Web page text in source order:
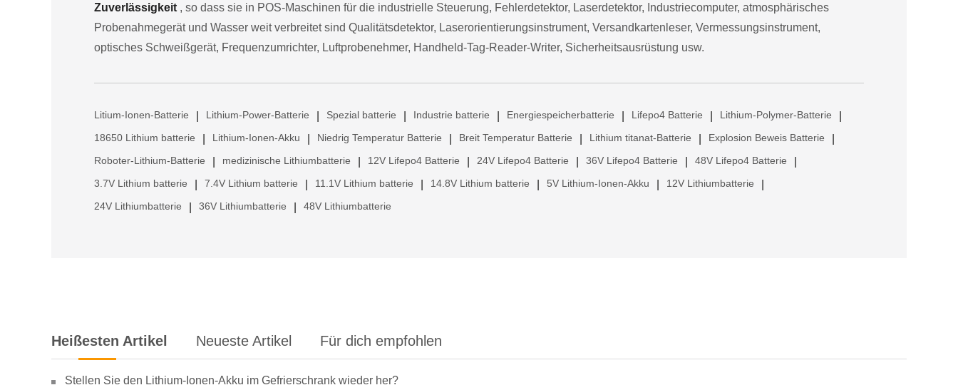
Zuverlässigkeit , so dass sie in POS-Maschinen für die industrielle Steuerung, Fehlerdetektor, Laserdetektor, Industriecomputer, atmosphärisches
Probenahmegerät und Wasser weit verbreitet sind Qualitätsdetektor, Laserorientierungsinstrument, Versandkartenleser, Vermessungsinstrument,
optisches Schweißgerät, Frequenzumrichter, Luftprobenehmer, Handheld-Tag-Reader-Writer, Sicherheitsausrüstung usw.
Litium-Ionen-Batterie Lithium-Power-Batterie Spezial batterie Industrie batterie Energiespeicherbatterie Lifepo4 Batterie Lithium-Polymer-Batterie
18650 Lithium batterie Lithium-Ionen-Akku Niedrig Temperatur Batterie Breit Temperatur Batterie Lithium titanat-Batterie Explosion Beweis Batterie
Roboter-Lithium-Batterie medizinische Lithiumbatterie 12V Lifepo4 Batterie 24V Lifepo4 Batterie 36V Lifepo4 Batterie 48V Lifepo4 Batterie
3.7V Lithium batterie 7.4V Lithium batterie 11.1V Lithium batterie 14.8V Lithium batterie 5V Lithium-Ionen-Akku 12V Lithiumbatterie
24V Lithiumbatterie 36V Lithiumbatterie 48V Lithiumbatterie
Heißesten Artikel Neueste Artikel Für dich empfohlen
Stellen Sie den Lithium-Ionen-Akku im Gefrierschrank wieder her?